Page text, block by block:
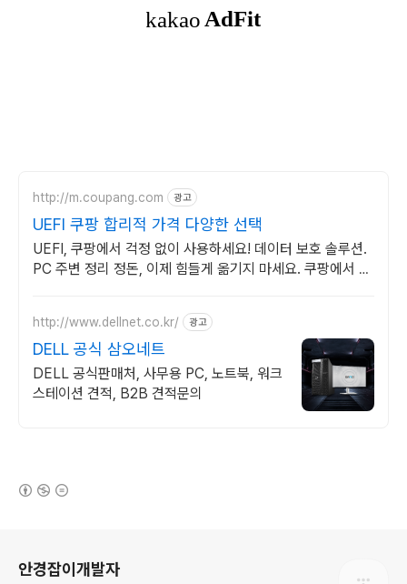
http://m.coupang.com 광고
UEFI 쿠팡 합리적 가격 다양한 선택
UEFI, 쿠팡에서 걱정 없이 사용하세요! 데이터 보호 솔루션.
PC 주변 정리 정돈, 이제 힘들게 옮기지 마세요. 쿠팡에서 편
http://www.dellnet.co.kr/ 광고
DELL 공식 삼오네트
DELL 공식판매처, 사무용 PC, 노트북, 워크
스테이션 견적, B2B 견적문의
안경잡이개발자